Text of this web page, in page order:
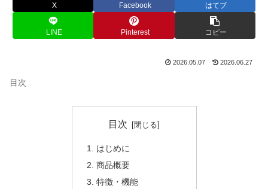
X Facebook はてブ
LINE Pinterest コピー
2026.05.07 2026.06.27
目次
目次
はじめに
商品概要
特徴・機能